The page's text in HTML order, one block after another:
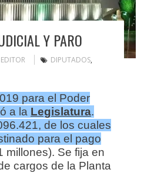
Y PARO
EDITOR DIPUTADOS,
para el Poder
a la Legislatura.
de los cuales
para el pago
millones). Se fija en
cargos de la Planta